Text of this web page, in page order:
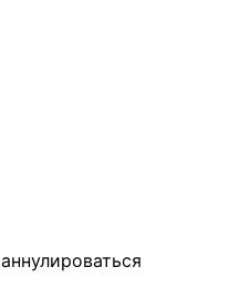
аннулироваться